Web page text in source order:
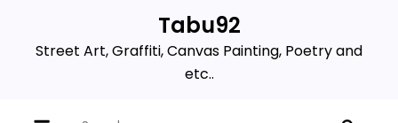
content
Tabu92
Street Art, Graffiti, Canvas Painting, Poetry and
etc..